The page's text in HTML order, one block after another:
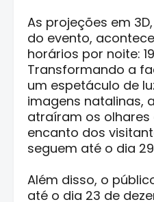
As projeções em
do evento,
horários por noite:
Transformando a
um espetáculo de
imagens natalinas,
atraíram os
encanto dos
seguem até o dia
Além disso, o
até o dia 23 de